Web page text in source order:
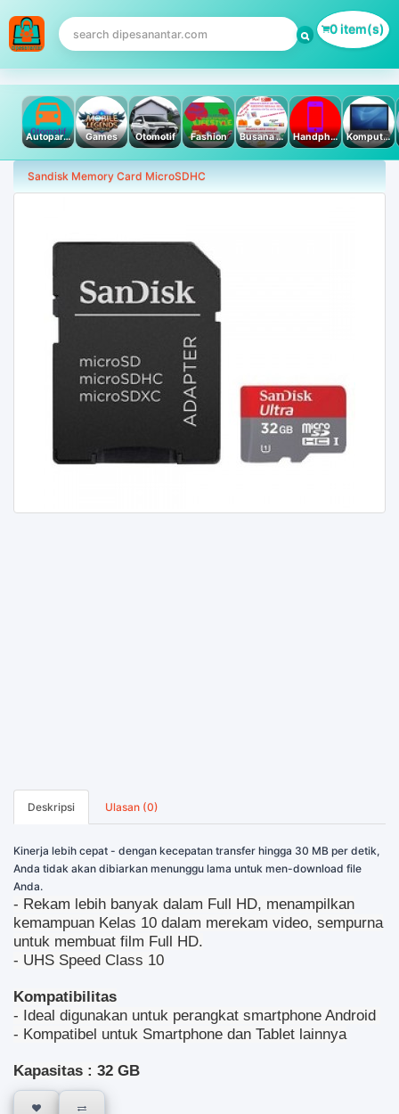
0 item(s)
Autoparts Games Otomotif Fashion Busana Muslim Handphone & Tablet Komputer PC & Laptop
Sandisk Memory Card MicroSDHC
Deskripsi Ulasan (0)
Kinerja lebih cepat - dengan kecepatan transfer hingga 30 MB per detik,
Anda tidak akan dibiarkan menunggu lama untuk men-download file
Anda.
- Rekam lebih banyak dalam Full HD, menampilkan
kemampuan Kelas 10 dalam merekam video, sempurna
untuk membuat film Full HD.
- UHS Speed Class 10
Kompatibilitas
- Ideal digunakan untuk perangkat smartphone Android
- Kompatibel untuk Smartphone dan Tablet lainnya
Kapasitas : 32 GB